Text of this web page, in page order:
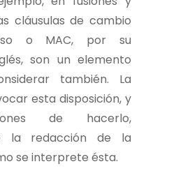
cláusulas de cambio
o MAC, por su
son un elemento
también. La
esta disposición, y
de hacerlo,
la redacción de la
se interprete ésta.